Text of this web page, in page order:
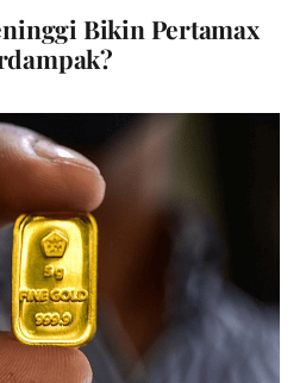
Bikin Pertamax